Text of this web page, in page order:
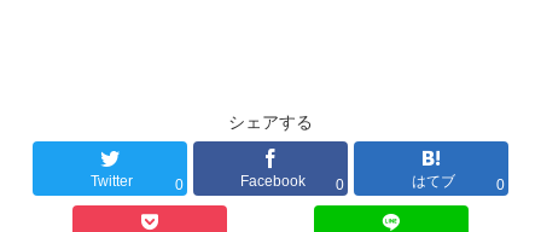
シェアする
Twitter 0 Facebook 0 はてブ 0